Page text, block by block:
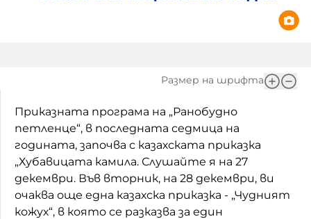
Къщата
Златната ябълка
Непознатите думи
Като Айнщайн
Размер на шрифта
Приказната програма на „Ранобудно
петленце“, в последната седмица на
годината, започва с казахската приказка
„Хубавицата камила. Слушайте я на 27
декември. Във вторник, на 28 декември, ви
очаква още една казахска приказка - „Чудният
кожух“, в която се разказва за един